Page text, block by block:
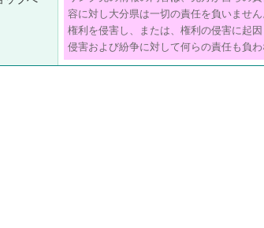
容に対し大分県は一切の責任を負いませ
権利を侵害し、または、権利の侵害に起
侵害および紛争に対して何らの責任も負わ